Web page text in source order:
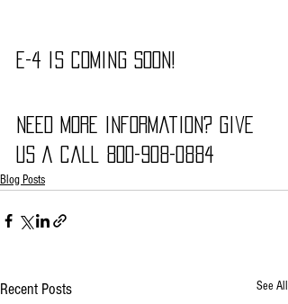
E-4 is coming soon!
Need more information? Give
us a call 800-908-0884
Blog Posts
Recent Posts See All